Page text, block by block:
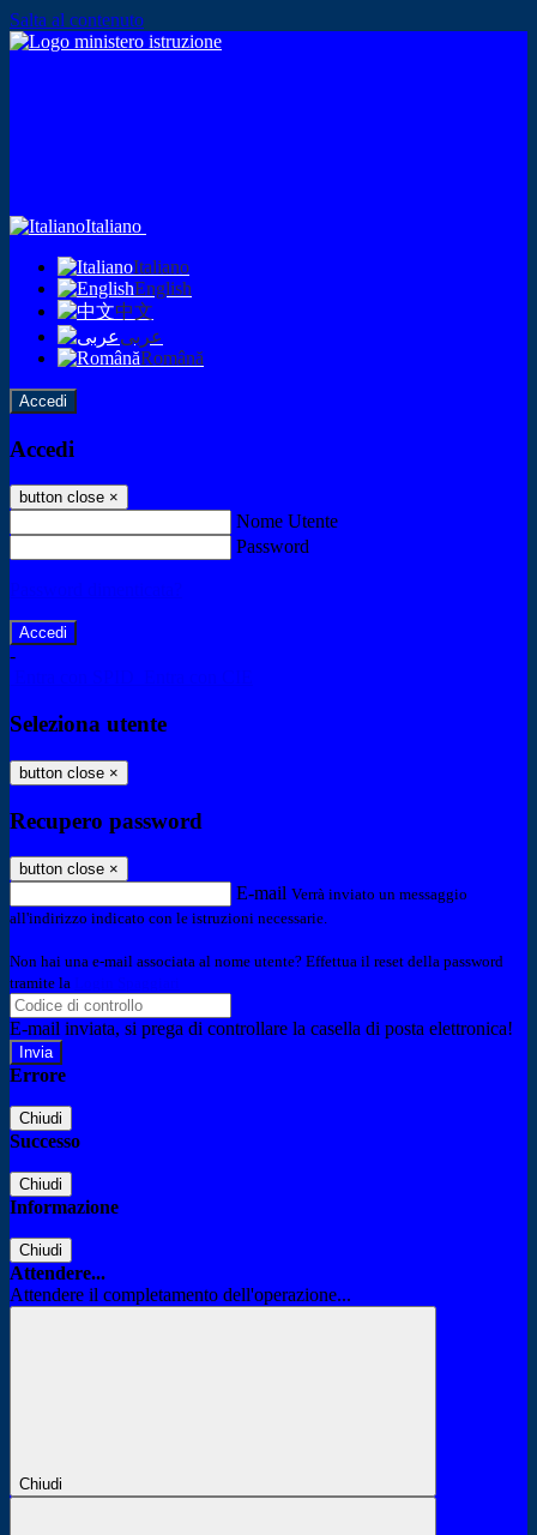
Salta al contenuto
Italiano
Italiano
English
中文
عربى
Română
Accedi
Accedi
button close ×
Nome Utente
Password
-
Seleziona utente
button close ×
Recupero password
button close ×
E-mail Verrà inviato un messaggio
all'indirizzo indicato con le istruzioni necessarie.
Non hai una e-mail associata al nome utente? Effettua il reset della password
tramite la
E-mail inviata, si prega di controllare la casella di posta elettronica!
Errore
Chiudi
Successo
Chiudi
Informazione
Chiudi
Attendere...
Attendere il completamento dell'operazione...
Chiudi